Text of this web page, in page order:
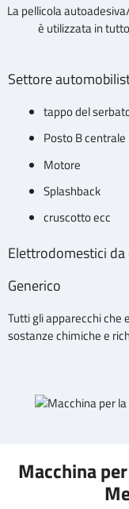
La pellicola
è utilizzata in
Settore
tappo del
Posto B centrale
Motore
Splashback
cruscotto ecc
Elettrodomestici da
Generico
Tutti gli apparecchi che
sostanze chimiche e
Macchina